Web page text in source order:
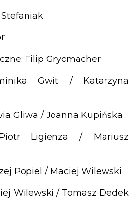
Filip Grycmacher
Gwit / Katarzyna
Gliwa / Joanna Kupińska
Ligienza / Mariusz
Popiel / Maciej Wilewski
Wilewski / Tomasz Dedek